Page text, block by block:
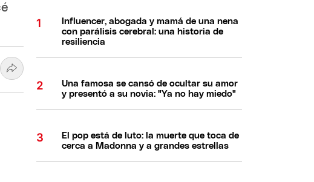
Influencer, abogada y mamá de una nena
con parálisis cerebral: una historia de
resiliencia
Una famosa se cansó de ocultar su amor
y presentó a su novia: "Ya no hay miedo"
El pop está de luto: la muerte que toca de
cerca a Madonna y a grandes estrellas